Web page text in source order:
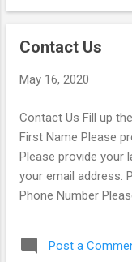
escalation to other
collected by the
and it's also not
Information
is gathered during
information given
Link to Ano...
Contact Us
May 16, 2020
Contact Us Fill up
First Name Please
Please provide your
your email address.
Phone Number
Post a